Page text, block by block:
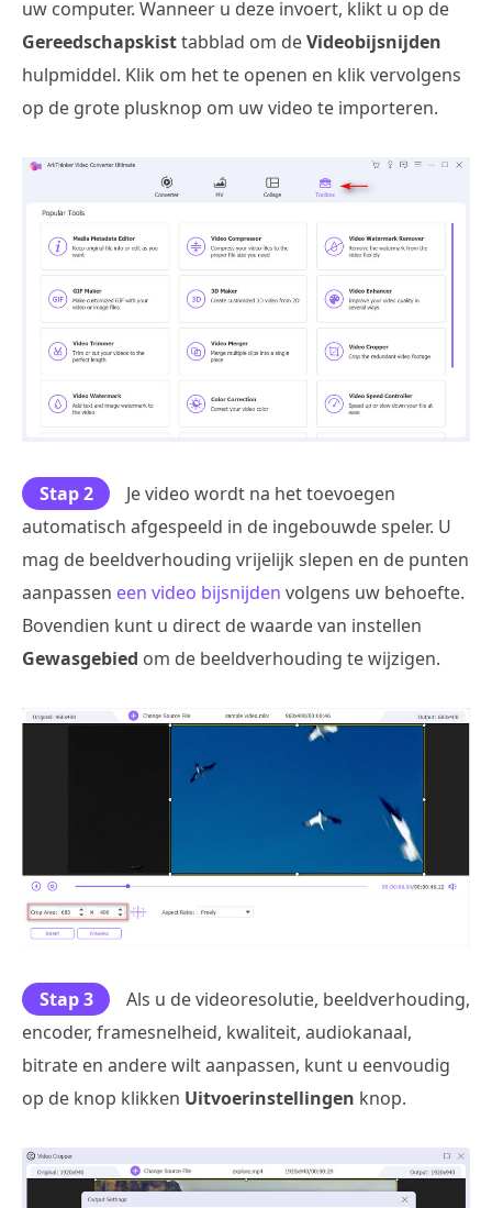
uw computer. Wanneer u deze invoert, klikt u op de
Gereedschapskisttabblad om deVideobijsnijden
hulpmiddel. Klik om het te openen en klik vervolgens
op de grote plusknop om uw video te importeren.
Stap 2
Je video wordt na het toevoegen
automatisch afgespeeld in de ingebouwde speler. U
mag de beeldverhouding vrijelijk slepen en de punten
aanpassen een video bijsnijden volgens uw behoefte.
Bovendien kunt u direct de waarde van instellen
Gewasgebied om de beeldverhouding te wijzigen.
Stap 3
Als u de videoresolutie, beeldverhouding,
encoder, framesnelheid, kwaliteit, audiokanaal,
bitrate en andere wilt aanpassen, kunt u eenvoudig
op de knop klikken Uitvoerinstellingen knop.